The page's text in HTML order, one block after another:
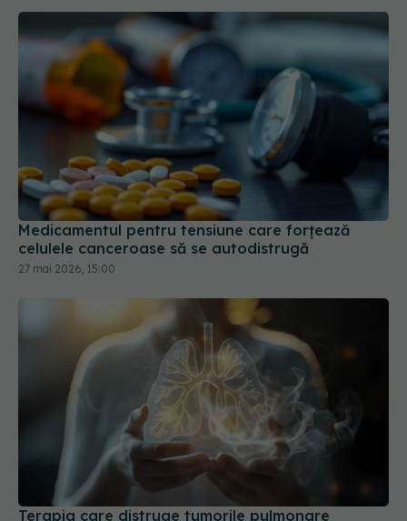
Medicamentul pentru tensiune care forțează
celulele canceroase să se autodistrugă
27 mai 2026, 15:00
Terapia care distruge tumorile pulmonare